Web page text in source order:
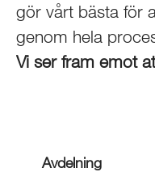
gör vårt bästa för
genom hela
Vi ser fram emot
Avdelning